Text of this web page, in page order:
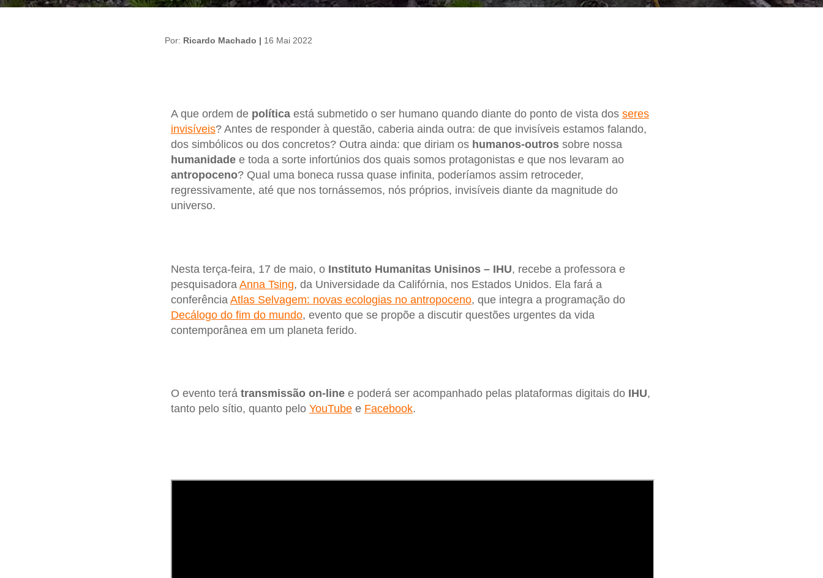
Por: Ricardo Machado | 16 Mai 2022
A que ordem de políticaestá submetido o ser humano quando diante do ponto de vista dos seres
invisíveis? Antes de responder à questão, caberia ainda outra: de que invisíveis estamos falando,
dos simbólicos ou dos concretos? Outra ainda: que diriam oshumanos-outrossobre nossa
humanidadee toda a sorte infortúnios dos quais somos protagonistas e que nos levaram ao
antropoceno? Qual uma boneca russa quase infinita, poderíamos assim retroceder,
regressivamente, até que nos tornássemos, nós próprios, invisíveis diante da magnitude do
universo.
Nesta terça-feira, 17 de maio, oInstituto Humanitas Unisinos – IHU, recebe a professora e
pesquisadora Anna Tsing, da Universidade da Califórnia, nos Estados Unidos. Ela fará a
conferência Atlas Selvagem: novas ecologias no antropoceno, que integra a programação do
Decálogo do fim do mundo, evento que se propõe a discutir questões urgentes da vida
contemporânea em um planeta ferido.
O evento terá transmissão on-linee poderá ser acompanhado pelas plataformas digitais do IHU,
tanto pelo sítio, quanto pelo YouTubee Facebook.